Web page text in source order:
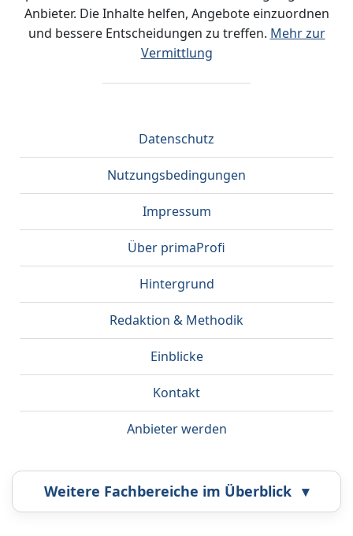
Anbieter. Die Inhalte helfen, Angebote einzuordnen
und bessere Entscheidungen zu treffen. Mehr zur
Vermittlung
Datenschutz
Nutzungsbedingungen
Impressum
Über primaProfi
Hintergrund
Redaktion & Methodik
Einblicke
Kontakt
Anbieter werden
Weitere Fachbereiche im Überblick ▾